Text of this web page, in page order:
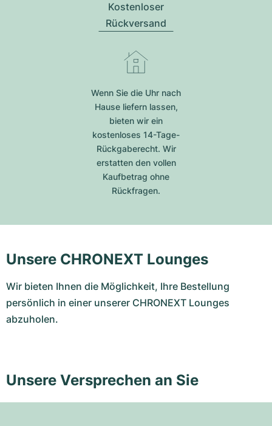
Kostenloser
Rückversand
Wenn Sie die Uhr nach
Hause liefern lassen,
bieten wir ein
kostenloses 14-Tage-
Rückgaberecht. Wir
erstatten den vollen
Kaufbetrag ohne
Rückfragen.
Unsere CHRONEXT Lounges
Wir bieten Ihnen die Möglichkeit, Ihre Bestellung
persönlich in einer unserer CHRONEXT Lounges
abzuholen.
Unsere Versprechen an Sie